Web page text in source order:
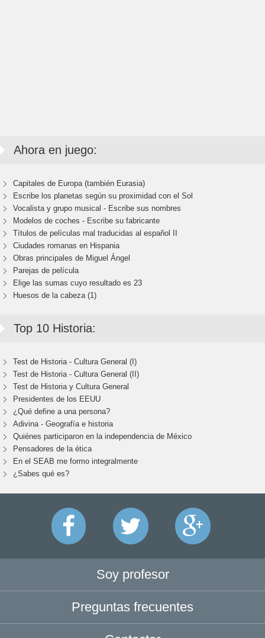
Ahora en juego:
Capitales de Europa (también Eurasia)
Escribe los planetas según su proximidad con el Sol
Vocalista y grupo musical - Escribe sus nombres
Modelos de coches - Escribe su fabricante
Títulos de películas mal traducidas al español II
Ciudades romanas en Hispania
Obras principales de Miguel Ángel
Parejas de película
Elige las sumas cuyo resultado es 23
Huesos de la cabeza (1)
Top 10 Historia:
Test de Historia - Cultura General (I)
Test de Historia - Cultura General (II)
Test de Historia y Cultura General
Presidentes de los EEUU
¿Qué define a una persona?
Adivina - Geografía e historia
Quiénes participaron en la independencia de México
Pensadores de la ética
En el SEAB me formo integralmente
¿Sabes qué es?
Soy profesor
Preguntas frecuentes